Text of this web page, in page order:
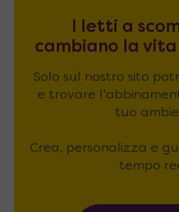
I letti a
cambiano la vita
Solo sul nostro sito
e trovare
tuo
Crea, personalizza e
tempo